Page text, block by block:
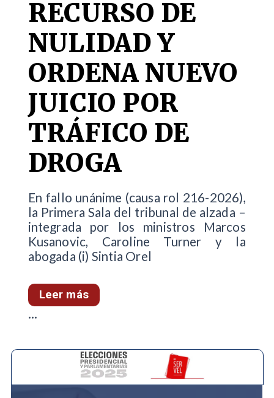
RECURSO DE
NULIDAD Y
ORDENA NUEVO
JUICIO POR
TRÁFICO DE
DROGA
En fallo unánime (causa rol 216-2026),
la Primera Sala del tribunal de alzada –
integrada por los ministros Marcos
Kusanovic, Caroline Turner y la
abogada (i) Sintia Orel
Leer más
...